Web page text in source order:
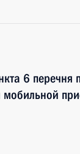
6 перечня